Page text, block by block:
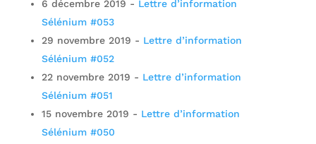
6 décembre 2019 - Lettre d’information
Sélénium #053
29 novembre 2019 - Lettre d’information
Sélénium #052
22 novembre 2019 - Lettre d’information
Sélénium #051
15 novembre 2019 - Lettre d’information
Sélénium #050